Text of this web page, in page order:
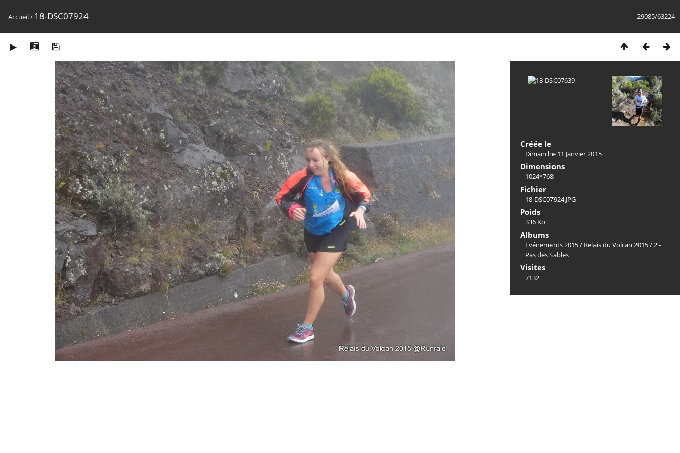
29085/63224
Accueil/ 18-DSC07924
Créée le
Dimanche 11 Janvier 2015
Dimensions
1024*768
Fichier
18-DSC07924.JPG
Poids
336 Ko
Albums
Evénements 2015/ Relais du Volcan 2015/2 -
Pas des Sables
Visites
7132